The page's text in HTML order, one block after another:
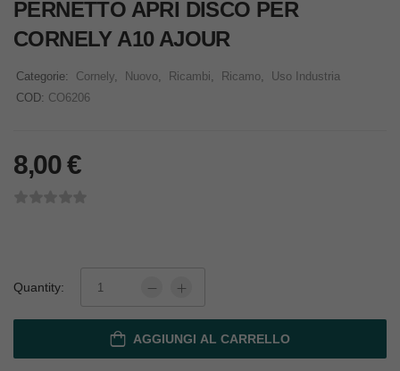
PERNETTO APRI DISCO PER
CORNELY A10 AJOUR
Categorie: Cornely, Nuovo, Ricambi, Ricamo,
Uso Industria
COD: CO6206
8,00€
Quantity:
AGGIUNGI AL CARRELLO